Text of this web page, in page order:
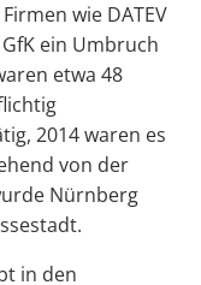
wie DATEV
ein Umbruch
etwa 48
2014 waren es
von der
Nürnberg
in den